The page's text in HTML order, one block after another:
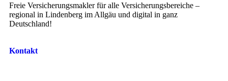
Freie Versicherungsmakler für alle Versicherungsbereiche –
regional in Lindenberg im Allgäu und digital in ganz
Deutschland!
Kontakt